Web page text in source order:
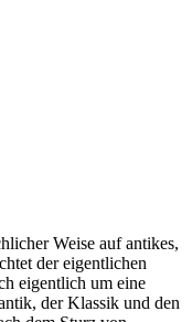
Weise auf antikes,
der eigentlichen
eigentlich um eine
der Klassik und den